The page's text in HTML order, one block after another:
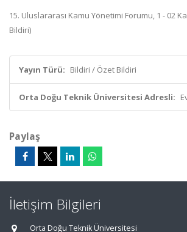
15. Uluslararası Kamu Yönetimi Forumu, 1 - 02
Bildiri)
Yayın Türü: Bildiri / Özet Bildiri
Orta Doğu Teknik Üniversitesi Adresli:
Paylaş
İletişim Bilgileri
Orta Doğu Teknik Üniversitesi